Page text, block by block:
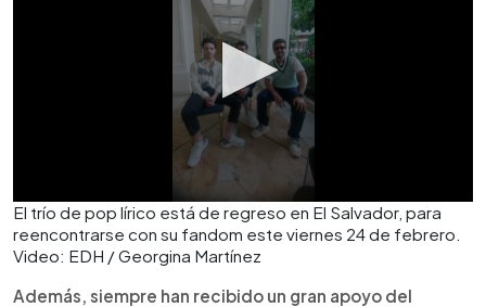
El trío de pop lírico está de regreso en El Salvador, para
reencontrarse con su fandom este viernes 24 de febrero.
Video: EDH / Georgina Martínez
Además, siempre han recibido un gran apoyo del